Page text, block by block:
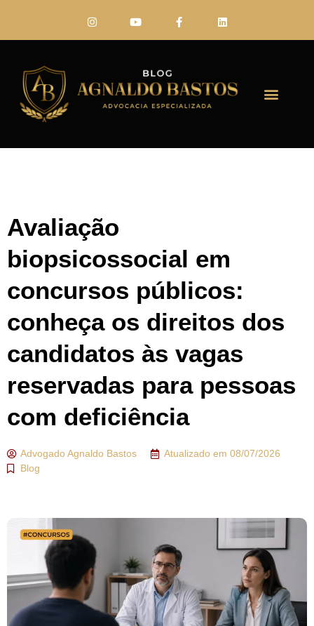
Avaliação
biopsicossocial em
concursos públicos:
conheça os direitos dos
candidatos às vagas
reservadas para pessoas
com deficiência
AdvogadoAgnaldo Bastos Atualizado em 08/07/2026
Blog